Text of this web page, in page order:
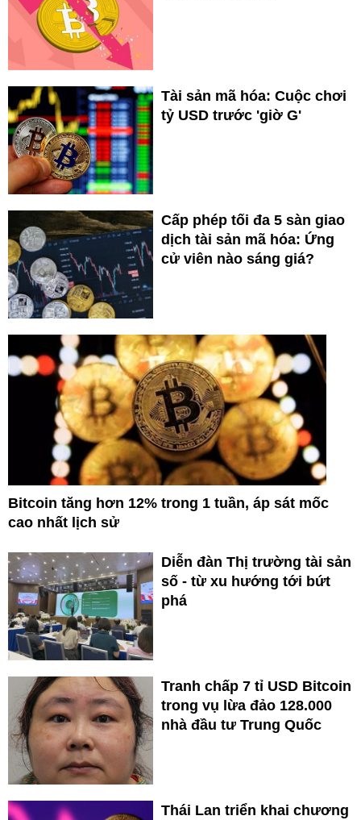
Tài sản mã hóa: Cuộc chơi
tỷ USD trước 'giờ G'
Cấp phép tối đa 5 sàn giao
dịch tài sản mã hóa: Ứng
cử viên nào sáng giá?
Bitcoin tăng hơn 12% trong 1 tuần, áp sát mốc
cao nhất lịch sử
Diễn đàn Thị trường tài sản
số - từ xu hướng tới bứt
phá
Tranh chấp 7 tỉ USD Bitcoin
trong vụ lừa đảo 128.000
nhà đầu tư Trung Quốc
Thái Lan triển khai chương